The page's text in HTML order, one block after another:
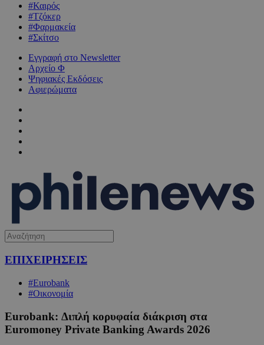
#Καιρός
#Τζόκερ
#Φαρμακεία
#Σκίτσο
Εγγραφή στο Newsletter
Αρχείο Φ
Ψηφιακές Εκδόσεις
Αφιερώματα
ΕΠΙΧΕΙΡΗΣΕΙΣ
#Eurobank
#Οικονομία
Eurobank: Διπλή κορυφαία διάκριση στα
Euromoney Private Banking Awards 2026